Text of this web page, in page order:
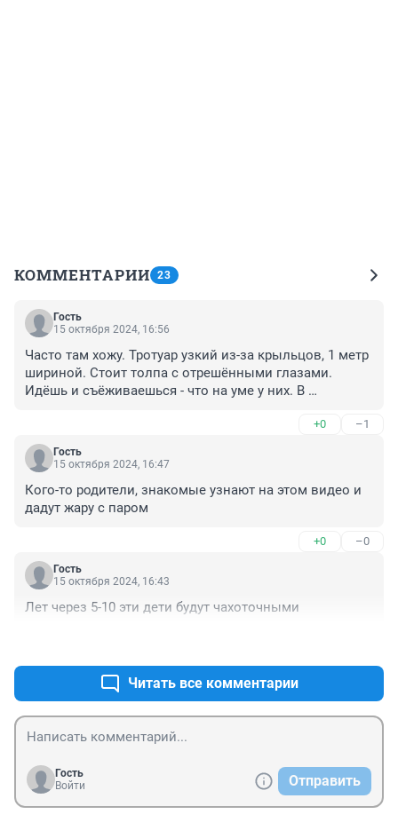
КОММЕНТАРИИ 23
Гость
15 октября 2024, 16:56
Часто там хожу. Тротуар узкий из-за крыльцов, 1 метр
шириной. Стоит толпа с отрешёнными глазами.
Идёшь и съёживаешься - что на уме у них. В
молодняк, там по лицам и детским фигурам видно,
туда старше возраста колледжа не ходят. Взрослые в
основном ходят на остановке Театральная площадь.
нибудь подальше. А не на центральной улице к
вокзалу и не на центральных остановках. Любители
+0 –1
Гость
15 октября 2024, 16:47
Кого-то родители, знакомые узнают на этом видео и
дадут жару с паром
+0 –0
Гость
15 октября 2024, 16:43
Лет через 5-10 эти дети будут чахоточными
Читать все комментарии
Гость
Войти
Отправить